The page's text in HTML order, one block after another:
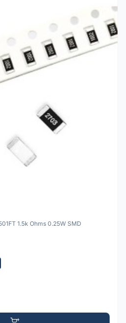
1.5k Ohms 0.25W SMD